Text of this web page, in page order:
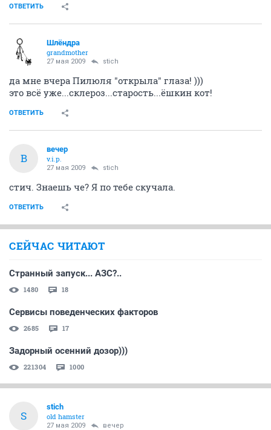
ОТВЕТИТЬ
Шлёндра
grandmother
27 мая 2009 stich
да мне вчера Пилюля "открыла" глаза! )))
это всё уже...склероз...старость...ёшкин кот!
ОТВЕТИТЬ
В
вечер
v.i.p.
27 мая 2009 stich
стич. Знаешь че? Я по тебе скучала.
ОТВЕТИТЬ
СЕЙЧАС ЧИТАЮТ
Странный запуск... АЗС?..
1480 18
Сервисы поведенческих факторов
2685 17
Задорный осенний дозор)))
221304 1000
S
stich
old hamster
27 мая 2009 вечер